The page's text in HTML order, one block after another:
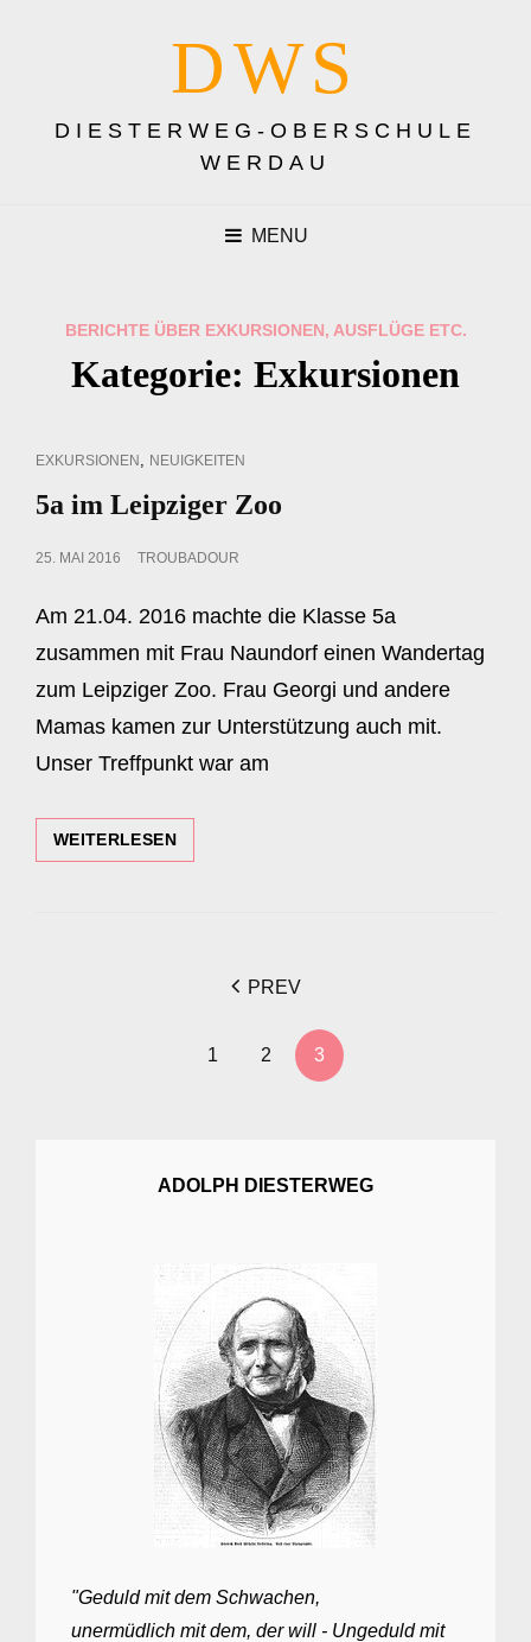
DWS
DIESTERWEG-OBERSCHULE
WERDAU
MENU
BERICHTE ÜBER EXKURSIONEN, AUSFLÜGE ETC.
Kategorie: Exkursionen
CAT
LINKS
EXKURSIONEN , NEUIGKEITEN
5a im Leipziger Zoo
POSTED
25. MAI 2016 TROUBADOUR
Am 21.04. 2016 machte die Klasse 5a
zusammen mit Frau Naundorf einen Wandertag
zum Leipziger Zoo. Frau Georgi und andere
Mamas kamen zur Unterstützung auch mit.
Unser Treffpunkt war am
WEITERLESEN5A
IM
PREV
1 2 3
ADOLPH DIESTERWEG
"Geduld mit dem Schwachen,
unermüdlich mit dem, der will - Ungeduld mit